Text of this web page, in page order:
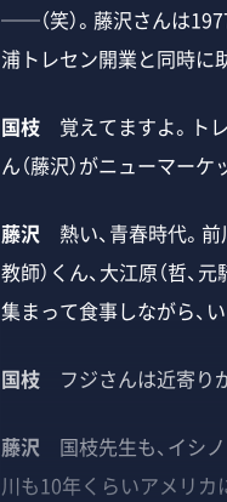
──（笑）。藤沢さんは
浦トレセン開業と同時に
国枝覚えてますよ。トレ
ん（藤沢）がニューマー
藤沢熱い、青春時代。前
教師）くん、大江原（哲、
集まって食事しながら、
国枝フジさんは近寄りが
藤沢 国枝先生も、イシ
川も10年くらいアメリカ